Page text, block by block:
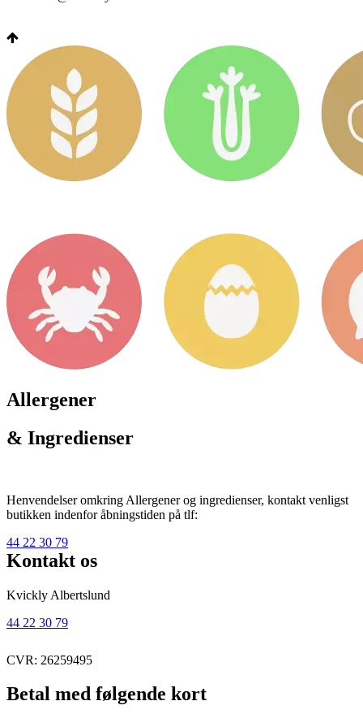
Allergener
& Ingredienser
Henvendelser omkring Allergener og ingredienser, kontakt venligst
butikken indenfor åbningstiden på tlf:
44 22 30 79
Kontakt os
Kvickly Albertslund
44 22 30 79
CVR: 26259495
Betal med følgende kort